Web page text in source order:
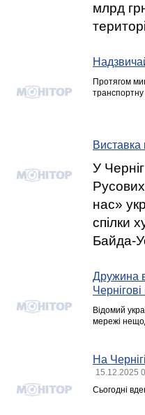
млрд
Протягом
Виставка
У
нас»
спілки
Байда-
Дружина
Відомий
мережі
На
15.12.2025
Сьогодні